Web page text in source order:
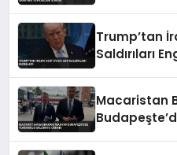
Trump’tan
Saldırıları
Macaristan